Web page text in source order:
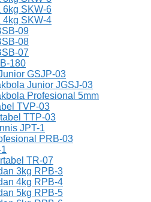
6kg SKW-6
4kg SKW-4
09
08
07
180
GSJP-03
Junior JGSJ-03
Profesional 5mm
TVP-03
TTP-03
JPT-1
PRB-03
TR-07
3kg RPB-3
4kg RPB-4
5kg RPB-5